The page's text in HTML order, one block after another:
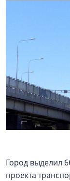
Город выделил
проекта